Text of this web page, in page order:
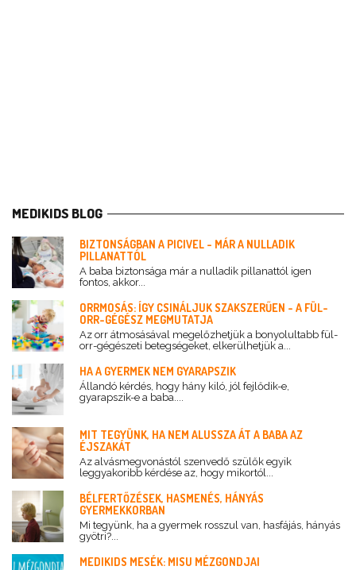
MEDIKIDS BLOG
BIZTONSÁGBAN A PICIVEL - MÁR A NULLADIK
PILLANATTÓL
A baba biztonsága már a nulladik pillanattól igen
fontos, akkor...
ORRMOSÁS: ÍGY CSINÁLJUK SZAKSZERŰEN - A FÜL-
ORR-GÉGÉSZ MEGMUTATJA
Az orr átmosásával megelőzhetjük a bonyolultabb fül-
orr-gégészeti betegségeket, elkerülhetjük a...
HA A GYERMEK NEM GYARAPSZIK
Állandó kérdés, hogy hány kiló, jól fejlődik-e,
gyarapszik-e a baba....
MIT TEGYÜNK, HA NEM ALUSSZA ÁT A BABA AZ
ÉJSZAKÁT
Az alvásmegvonástól szenvedő szülők egyik
leggyakoribb kérdése az, hogy mikortól...
BÉLFERTŐZÉSEK, HASMENÉS, HÁNYÁS
GYERMEKKORBAN
Mi tegyünk, ha a gyermek rosszul van, hasfájás, hányás
gyötri?...
MEDIKIDS MESÉK: MISU MÉZGONDJAI